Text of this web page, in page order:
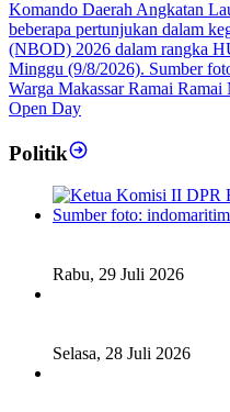
Warga Makassar Ramai
Open Day
Politik
Rabu, 29 Juli 2026
Selasa, 28 Juli 2026